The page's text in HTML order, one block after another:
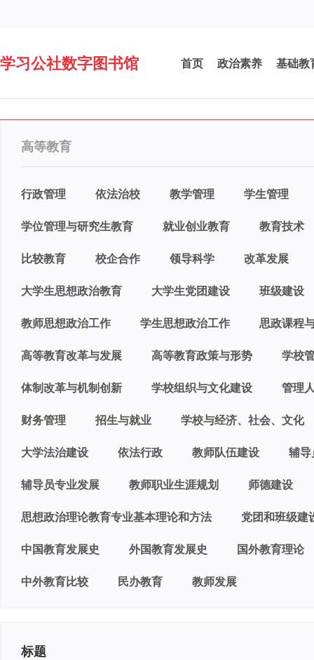
学习公社数字图书馆 首页 政治素养 基础教
高等教育
行政管理 依法治校 教学管理 学生管理
学位管理与研究生教育 就业创业教育 教育技术
比较教育 校企合作 领导科学 改革发展
大学生思想政治教育 大学生党团建设 班级建设
教师思想政治工作 学生思想政治工作 思政课程
高等教育改革与发展 高等教育政策与形势 学校
体制改革与机制创新 学校组织与文化建设 管理
财务管理 招生与就业 学校与经济、社会、文化
大学法治建设 依法行政 教师队伍建设 辅
辅导员专业发展 教师职业生涯规划 师德建设
思想政治理论教育专业基本理论和方法 党团和班级建
中国教育发展史 外国教育发展史 国外教育理论
中外教育比较 民办教育 教师发展
标题